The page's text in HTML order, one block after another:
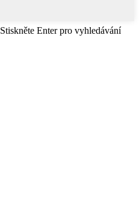
Stiskněte Enter pro vyhledávání